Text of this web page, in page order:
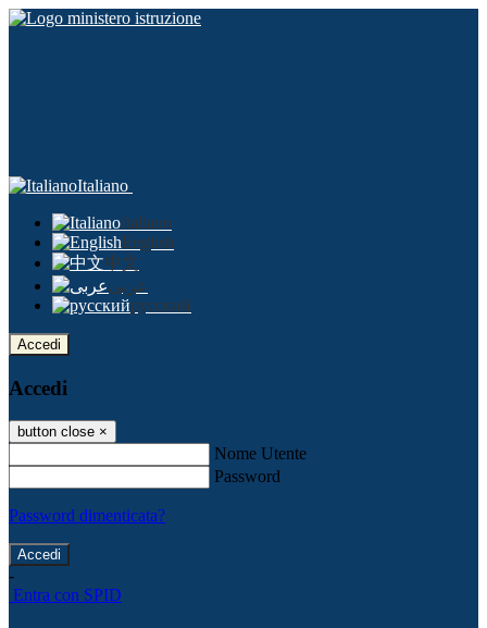
Italiano
Italiano
English
中文
عربى
русский
Accedi
Accedi
button close ×
Nome Utente
Password
Password dimenticata?
-
Entra con SPID